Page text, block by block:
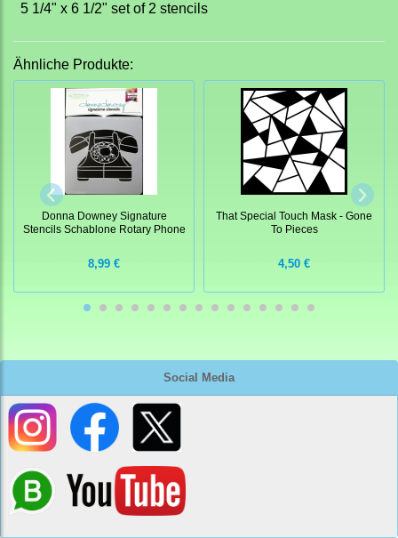
Social Media
5 1/4" x 6 1/2" set of 2 stencils
Ähnliche Produkte:
Donna Downey Signature
Stencils Schablone Rotary Phone
8,99 €
That Special Touch Mask - Gone
To Pieces
4,50 €